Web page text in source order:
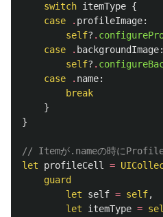
switch itemType {
case
. profileImage:
self? .
case
. backgroundImage:
self? .
case
. name:
break
}
}
// Itemが.nameの時に
let
profileCell =
guard
let
self = self,
let
itemType =